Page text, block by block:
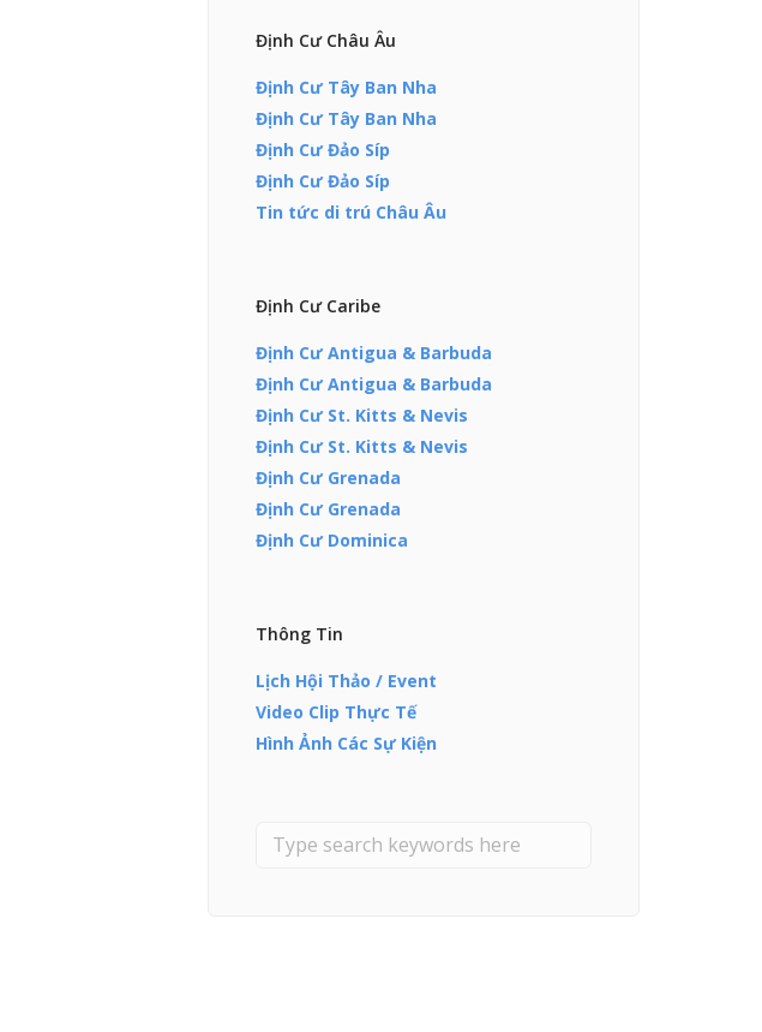
Định Cư Châu Âu
Định Cư Tây Ban Nha
Định Cư Tây Ban Nha
Định Cư Đảo Síp
Định Cư Đảo Síp
Tin tức di trú Châu Âu
Định Cư Caribe
Định Cư Antigua & Barbuda
Định Cư Antigua & Barbuda
Định Cư St. Kitts & Nevis
Định Cư St. Kitts & Nevis
Định Cư Grenada
Định Cư Grenada
Định Cư Dominica
Thông Tin
Lịch Hội Thảo / Event
Video Clip Thực Tế
Hình Ảnh Các Sự Kiện